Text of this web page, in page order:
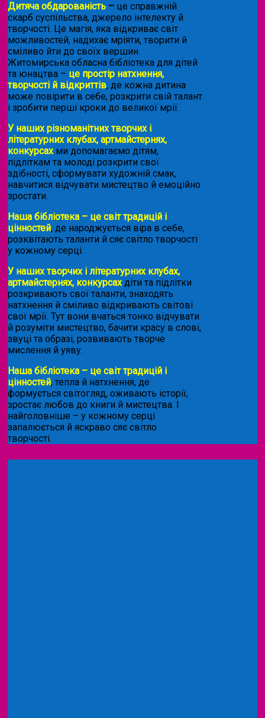
Дитяча обдарованість – це справжній
скарб суспільства, джерело інтелекту й
творчості. Це магія, яка відкриває світ
можливостей, надихає мріяти, творити й
сміливо йти до своїх вершин.
Житомирська обласна бібліотека для дітей
та юнацтва – це простір натхнення,
творчості й відкриттів, де кожна дитина
може повірити в себе, розкрити свій талант
і зробити перші кроки до великої мрії.
У наших різноманітних творчих і
літературних клубах, артмайстернях,
конкурсахми допомагаємо дітям,
підліткам та молоді розкрити свої
здібності, сформувати художній смак,
навчитися відчувати мистецтво й емоційно
зростати.
Наша бібліотека – це світ традицій і
цінностей, де народжується віра в себе,
розквітають таланти й сяє світло творчості
у кожному серці.
У наших творчих і літературних клубах,
артмайстернях, конкурсахдіти та підлітки
розкривають свої таланти, знаходять
натхнення й сміливо відкривають світові
свої мрії. Тут вони вчаться тонко відчувати
й розуміти мистецтво, бачити красу в слові,
звуці та образі, розвивають творче
мислення й уяву.
Наша бібліотека – це світ традицій і
цінностей, тепла й натхнення, де
формується світогляд, оживають історії,
зростає любов до книги й мистецтва. І
найголовніше – у кожному серці
запалюється й яскраво сяє світло
творчості.